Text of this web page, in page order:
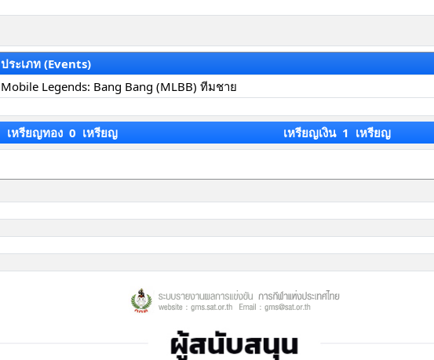
ประเภท (Events)
Mobile Legends: Bang Bang (MLBB) ทีมชาย
เหรียญทอง 0 เหรียญ เหรียญเงิน 1 เหรียญ